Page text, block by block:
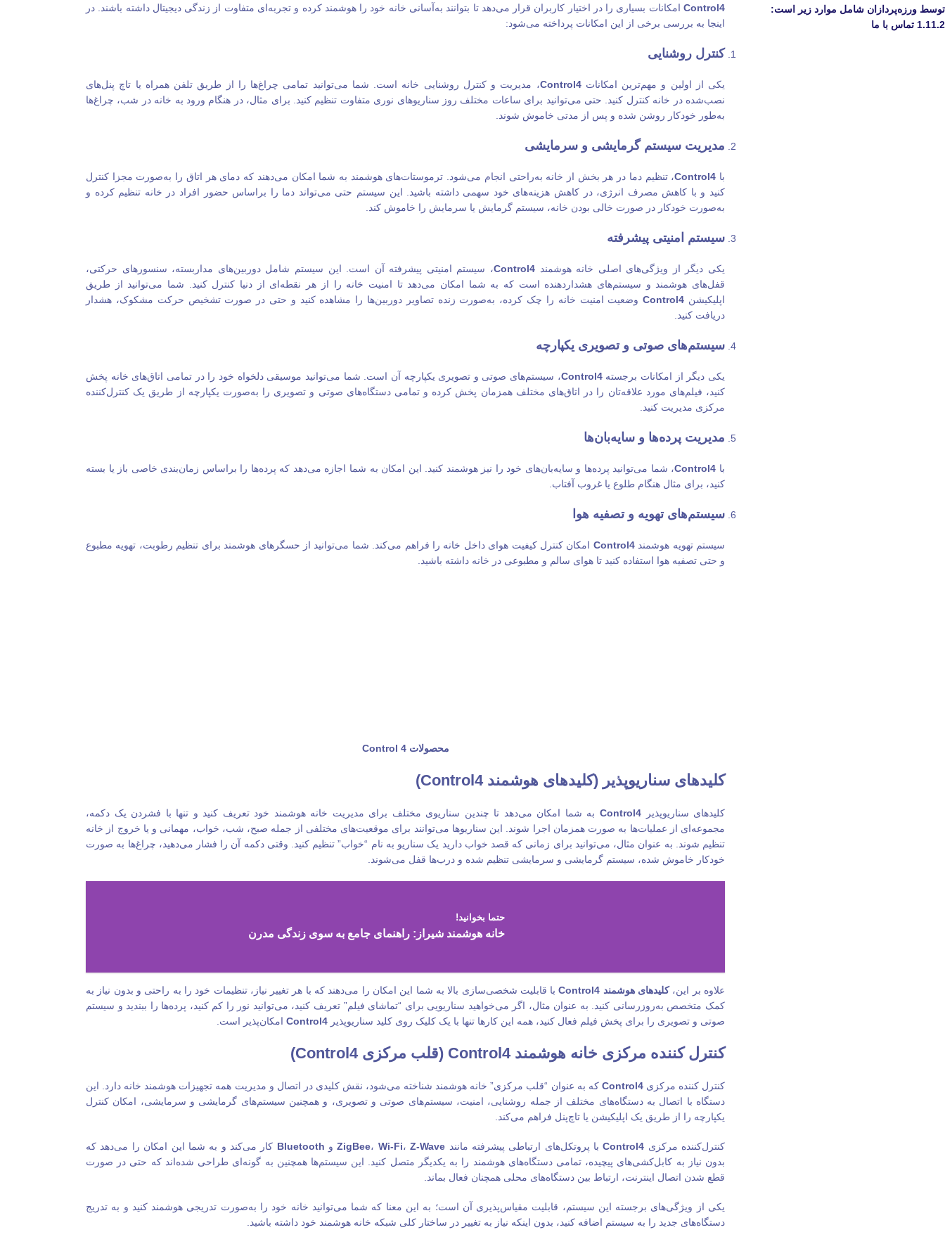
توسط ورزه‌پردازان شامل موارد زیر است:
1.11.2 تماس با ما
Control4امکانات بسیاری را در اختیار کاربران قرار می‌دهد تا بتوانند به‌آسانی خانه خود را هوشمند کرده و تجربه‌ای متفاوت از زندگی دیجیتال داشته باشند. در
اینجا به بررسی برخی از این امکانات پرداخته می‌شود:
کنترل روشنایی
یکی از اولین و مهم‌ترین امکاناتControl4، مدیریت و کنترل روشنایی خانه است. شما می‌توانید تمامی چراغ‌ها را از طریق تلفن همراه یا تاچ پنل‌های
نصب‌شده در خانه کنترل کنید. حتی می‌توانید برای ساعات مختلف روز سناریوهای نوری متفاوت تنظیم کنید. برای مثال، در هنگام ورود به خانه در شب، چراغ‌ها
به‌طور خودکار روشن شده و پس از مدتی خاموش شوند.
مدیریت سیستم گرمایشی و سرمایشی
با Control4، تنظیم دما در هر بخش از خانه به‌راحتی انجام می‌شود. ترموستات‌های هوشمند به شما امکان می‌دهند که دمای هر اتاق را به‌صورت مجزا کنترل
کنید و با کاهش مصرف انرژی، در کاهش هزینه‌های خود سهمی داشته باشید. این سیستم حتی می‌تواند دما را براساس حضور افراد در خانه تنظیم کرده و
به‌صورت خودکار در صورت خالی بودن خانه، سیستم گرمایش یا سرمایش را خاموش کند.
سیستم امنیتی پیشرفته
یکی دیگر از ویژگی‌های اصلی خانه هوشمندControl4، سیستم امنیتی پیشرفته آن است. این سیستم شامل دوربین‌های مداربسته، سنسورهای حرکتی،
قفل‌های هوشمند و سیستم‌های هشداردهنده است که به شما امکان می‌دهد تا امنیت خانه را از هر نقطه‌ای از دنیا کنترل کنید. شما می‌توانید از طریق
اپلیکیشن Control4وضعیت امنیت خانه را چک کرده، به‌صورت زنده تصاویر دوربین‌ها را مشاهده کنید و حتی در صورت تشخیص حرکت مشکوک، هشدار
دریافت کنید.
سیستم‌های صوتی و تصویری یکپارچه
یکی دیگر از امکانات برجستهControl4، سیستم‌های صوتی و تصویری یکپارچه آن است. شما می‌توانید موسیقی دلخواه خود را در تمامی اتاق‌های خانه پخش
کنید، فیلم‌های مورد علاقه‌تان را در اتاق‌های مختلف همزمان پخش کرده و تمامی دستگاه‌های صوتی و تصویری را به‌صورت یکپارچه از طریق یک کنترل‌کننده
مرکزی مدیریت کنید.
مدیریت پرده‌ها و سایه‌بان‌ها
با Control4، شما می‌توانید پرده‌ها و سایه‌بان‌های خود را نیز هوشمند کنید. این امکان به شما اجازه می‌دهد که پرده‌ها را براساس زمان‌بندی خاصی باز یا بسته
کنید، برای مثال هنگام طلوع یا غروب آفتاب.
سیستم‌های تهویه و تصفیه هوا
سیستم تهویه هوشمندControl4 امکان کنترل کیفیت هوای داخل خانه را فراهم می‌کند. شما می‌توانید از حسگرهای هوشمند برای تنظیم رطوبت، تهویه مطبوع
و حتی تصفیه هوا استفاده کنید تا هوای سالم و مطبوعی در خانه داشته باشید.
محصولات Control 4
کلیدهای سناریوپذیر (کلیدهای هوشمند Control4)
کلیدهای سناریوپذیرControl4 به شما امکان می‌دهد تا چندین سناریوی مختلف برای مدیریت خانه هوشمند خود تعریف کنید و تنها با فشردن یک دکمه،
مجموعه‌ای از عملیات‌ها به صورت همزمان اجرا شوند. این سناریوها می‌توانند برای موقعیت‌های مختلفی از جمله صبح، شب، خواب، مهمانی و یا خروج از خانه
تنظیم شوند. به عنوان مثال، می‌توانید برای زمانی که قصد خواب دارید یک سناریو به نام “خواب” تنظیم کنید. وقتی دکمه آن را فشار می‌دهید، چراغ‌ها به صورت
خودکار خاموش شده، سیستم گرمایشی و سرمایشی تنظیم شده و درب‌ها قفل می‌شوند.
حتما بخوانید!
خانه هوشمند شیراز: راهنمای جامع به سوی زندگی مدرن
علاوه بر این،کلیدهای هوشمند
با قابلیت شخصی‌سازی بالا به شما این امکان را می‌دهند که با هر تغییر نیاز، تنظیمات خود را به راحتی و بدون نیاز به
کمک متخصص به‌روزرسانی کنید. به عنوان مثال، اگر می‌خواهید سناریویی برای “تماشای فیلم” تعریف کنید، می‌توانید نور را کم کنید، پرده‌ها را ببندید و سیستم
صوتی و تصویری را برای پخش فیلم فعال کنید، همه این کارها تنها با یک کلیک روی کلید سناریوپذیر Control4امکان‌پذیر است.
کنترل کننده مرکزی خانه هوشمند Control4 ( قلب مرکزی Control4)
کنترل کننده مرکزیControl4 که به عنوان “قلب مرکزی” خانه هوشمند شناخته می‌شود، نقش کلیدی در اتصال و مدیریت همه تجهیزات هوشمند خانه دارد. این
دستگاه با اتصال به دستگاه‌های مختلف از جمله روشنایی، امنیت، سیستم‌های صوتی و تصویری، و همچنین سیستم‌های گرمایشی و سرمایشی، امکان کنترل
یکپارچه را از طریق یک اپلیکیشن یا تاچ‌پنل فراهم می‌کند.
کنترل‌کننده مرکزی Control4با پروتکل‌های ارتباطی پیشرفته مانند ZigBee، Wi-Fi،Z-Wave و Bluetooth کار می‌کند و به شما این امکان را می‌دهد که
بدون نیاز به کابل‌کشی‌های پیچیده، تمامی دستگاه‌های هوشمند را به یکدیگر متصل کنید. این سیستم‌ها همچنین به گونه‌ای طراحی شده‌اند که حتی در صورت
قطع شدن اتصال اینترنت، ارتباط بین دستگاه‌های محلی همچنان فعال بماند.
یکی از ویژگی‌های برجسته این سیستم، قابلیت مقیاس‌پذیری آن است؛ به این معنا که شما می‌توانید خانه خود را به‌صورت تدریجی هوشمند کنید و به تدریج
دستگاه‌های جدید را به سیستم اضافه کنید، بدون اینکه نیاز به تغییر در ساختار کلی شبکه خانه هوشمند خود داشته باشید.